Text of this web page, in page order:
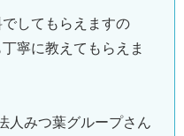
してもらえますの
寧に教えてもらえま
人みつ葉グループさん